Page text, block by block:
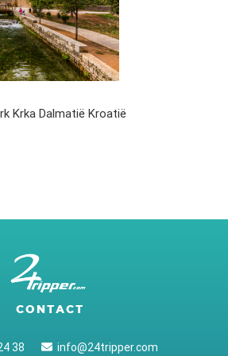
Krka Dalmatië Kroatië
CONTACT
38 info@24tripper.com